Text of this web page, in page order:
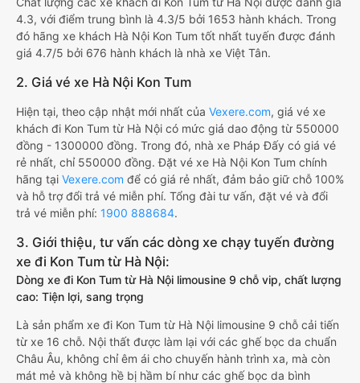
4.3, với điểm trung bình là 4.3/5 bởi 1653 hành khách. Trong
đó hãng xe khách Hà Nội Kon Tum tốt nhất tuyến được đánh
giá 4.7/5 bởi 676 hành khách là nhà xe Việt Tân.
2. Giá vé xe Hà Nội Kon Tum
Hiện tại, theo cập nhật mới nhất của Vexere.com, giá vé xe
khách đi Kon Tum từ Hà Nội có mức giá dao động từ 550000
đồng - 1300000 đồng. Trong đó, nhà xe Pháp Đấy có giá vé
rẻ nhất, chỉ 550000 đồng. Đặt vé xe Hà Nội Kon Tum chính
hãng tại Vexere.com để có giá rẻ nhất, đảm bảo giữ chỗ 100%
và hỗ trợ đổi trả vé miễn phí. Tổng đài tư vấn, đặt vé và đổi
trả vé miễn phí: 1900 888684.
3. Giới thiệu, tư vấn các dòng xe chạy tuyến đường
xe đi Kon Tum từ Hà Nội:
Dòng xe đi Kon Tum từ Hà Nội limousine 9 chỗ vip, chất lượng
cao: Tiện lợi, sang trọng
Là sản phẩm xe đi Kon Tum từ Hà Nội limousine 9 chỗ cải tiến
từ xe 16 chỗ. Nội thất được làm lại với các ghế bọc da chuẩn
Châu Âu, không chỉ êm ái cho chuyến hành trình xa, mà còn
mát mẻ và không hề bị hầm bí như các ghế bọc da bình